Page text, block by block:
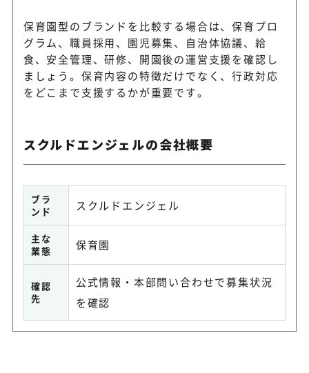
保育園型のブランドを比較する場合は、保育プロ
グラム、職員採用、園児募集、自治体協議、給
食、安全管理、研修、開園後の運営支援を確認し
ましょう。保育内容の特徴だけでなく、行政対応
をどこまで支援するかが重要です。
スクルドエンジェルの会社概要
ブラ
ンド
スクルドエンジェル
主な
業態
保育園
確認
先
公式情報・本部問い合わせで募集状況
を確認